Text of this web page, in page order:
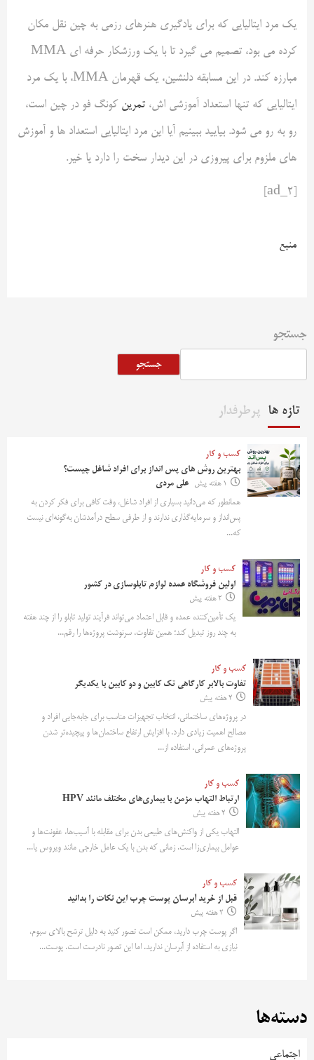
یک مرد ایتالیایی که برای یادگیری هنرهای رزمی به چین نقل مکان
کرده می بود، تصمیم می گیرد تا با یک ورزشکار حرفه ای MMA
مبارزه کند. در این مسابقه دلنشین، یک قهرمان MMA، با یک مرد
ایتالیایی که تنها استعداد آموزشی اش،تمرین کونگ فو در چین است،
رو به رو می شود. بیایید ببینیم آیا این مرد ایتالیایی استعداد ها و آموزش
های ملزوم برای پیروزی در این دیدار سخت را دارد یا خیر.
منبع
جستجو
جستجو
تازه ها پرطرفدار
کسب و کار
بهترین روش‌ های پس‌ انداز برای افراد شاغل چیست؟
1 هفته پیش
علی مردی
همانطور که می‌دانید بسیاری از افراد شاغل، وقت کافی برای فکر کردن به
پس‌انداز و سرمایه‌گذاری ندارند و از طرفی سطح درآمدشان به‌گونه‌ای نیست
که...
کسب و کار
اولین فروشگاه عمده لوازم تابلوسازی در کشور
2 هفته پیش
یک تأمین‌کننده عمده و قابل اعتماد می‌تواند فرآیند تولید تابلو را از چند هفته
به چند روز تبدیل کند؛ همین تفاوت، سرنوشت پروژه‌ها را رقم...
کسب و کار
تفاوت بالابر کارگاهی تک کابین و دو کابین با یکدیگر
2 هفته پیش
در پروژه‌های ساختمانی، انتخاب تجهیزات مناسب برای جابه‌جایی افراد و
مصالح اهمیت زیادی دارد. با افزایش ارتفاع ساختمان‌ها و پیچیده‌تر شدن
پروژه‌های عمرانی، استفاده از...
کسب و کار
ارتباط التهاب مزمن با بیماری‌های مختلف مانند HPV
2 هفته پیش
التهاب یکی از واکنش‌های طبیعی بدن برای مقابله با آسیب‌ها، عفونت‌ها و
عوامل بیماری‌زا است. زمانی که بدن با یک عامل خارجی مانند ویروس یا...
کسب و کار
قبل از خرید آبرسان پوست چرب این نکات را بدانید
2 هفته پیش
اگر پوست چرب دارید، ممکن است تصور کنید به دلیل ترشح بالای سبوم،
نیازی به استفاده از آبرسان ندارید. اما این تصور نادرست است. پوست...
دسته‌ها
اجتماعی